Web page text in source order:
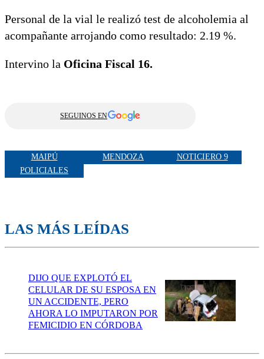
Personal de la vial le realizó test de alcoholemia al
acompañante arrojando como resultado: 2.19 %.
Intervino la Oficina Fiscal 16.
SEGUINOS EN
MAIPÚ MENDOZA
NOTICIERO 9
POLICIALES
LAS MÁS LEÍDAS
DIJO QUE EXPLOTÓ EL
CELULAR DE SU ESPOSA EN
UN ACCIDENTE, PERO
AHORA LO IMPUTARON POR
FEMICIDIO EN CÓRDOBA